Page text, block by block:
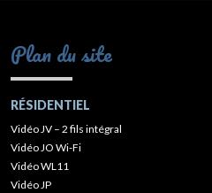
Plan du site
RÉSIDENTIEL
Vidéo JV – 2 fils intégral
Vidéo JO Wi-Fi
Vidéo WL11
Vidéo JP